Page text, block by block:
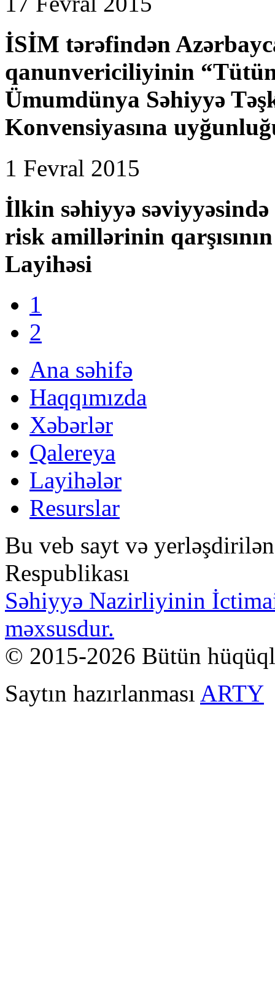
İSİM tərəfindən
qanunvericiliyinin
Ümumdünya Səhiyyə
Konvensiyasına
1 Fevral 2015
İlkin səhiyyə
risk amillərinin
Layihəsi
1
2
Ana səhifə
Haqqımızda
Xəbərlər
Qalereya
Layihələr
Resurslar
Bu veb sayt və
Respublikası
Səhiyyə Nazirliyinin
məxsusdur.
© 2015-2026 Bütün
Saytın hazırlanması ARTY